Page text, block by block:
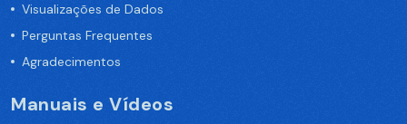
Visualizações de Dados
Perguntas Frequentes
Agradecimentos
Manuais e Vídeos